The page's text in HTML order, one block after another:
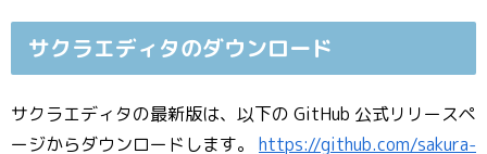
サクラエディタのダウンロード
サクラエディタの最新版は、以下の GitHub 公式リリースペ
ージからダウンロードします。 https://github.com/sakura-